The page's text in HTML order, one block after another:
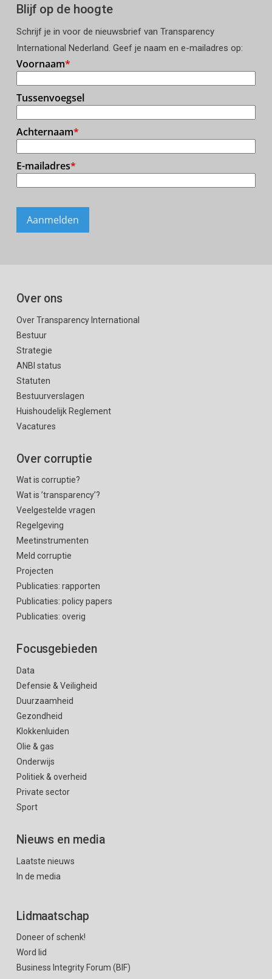
Blijf op de hoogte
Schrijf je in voor de nieuwsbrief van Transparency
International Nederland. Geef je naam en e-mailadres op:
Over ons
Over Transparency International
Bestuur
Strategie
ANBI status
Statuten
Bestuurverslagen
Huishoudelijk Reglement
Vacatures
Over corruptie
Wat is corruptie?
Wat is ’transparency’?
Veelgestelde vragen
Regelgeving
Meetinstrumenten
Meld corruptie
Projecten
Publicaties: rapporten
Publicaties: policy papers
Publicaties: overig
Focusgebieden
Data
Defensie & Veiligheid
Duurzaamheid
Gezondheid
Klokkenluiden
Olie & gas
Onderwijs
Politiek & overheid
Private sector
Sport
Nieuws en media
Laatste nieuws
In de media
Lidmaatschap
Doneer of schenk!
Word lid
Business Integrity Forum (BIF)